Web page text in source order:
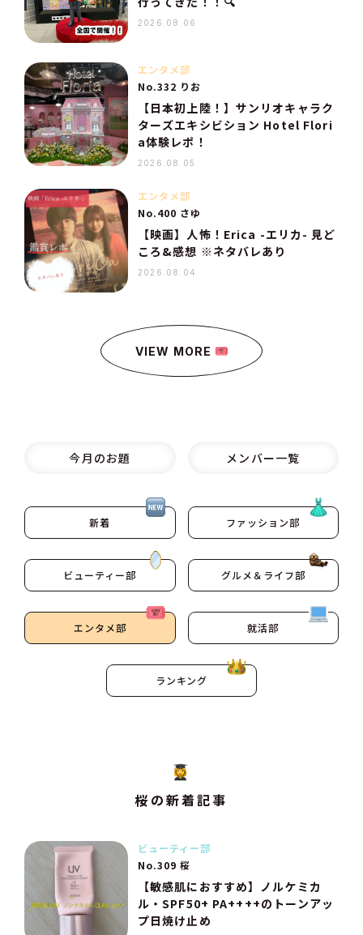
2026.08.06
エンタメ部
No.332 りお
【日本初上陸！】サンリオキャラク
ターズエキシビション Hotel Flori
a体験レポ！
2026.08.05
エンタメ部
No.400 さゆ
【映画】人怖！Erica -エリカ- 見ど
ころ&感想 ※ネタバレあり
2026.08.04
VIEW MORE
今月のお題 メンバー一覧
新着 ファッション部
ビューティー部 グルメ＆ライフ部
エンタメ部 就活部
ランキング
桜の新着記事
ビューティー部
No.309 桜
【敏感肌におすすめ】ノルケミカ
ル・SPF50+ PA++++のトーンアッ
プ日焼け止め